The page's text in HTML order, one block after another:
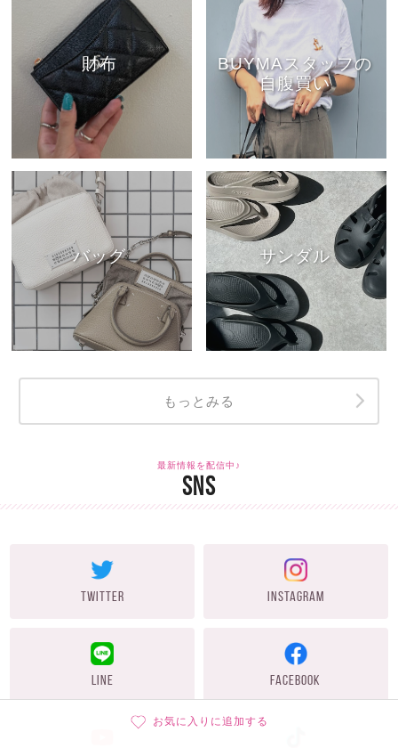
お気に入りに追加する
財布
BUYMAスタッフの
自腹買い
バッグ サンダル
もっとみる
最新情報を配信中♪
SNS
TWITTER INSTAGRAM
LINE FACEBOOK